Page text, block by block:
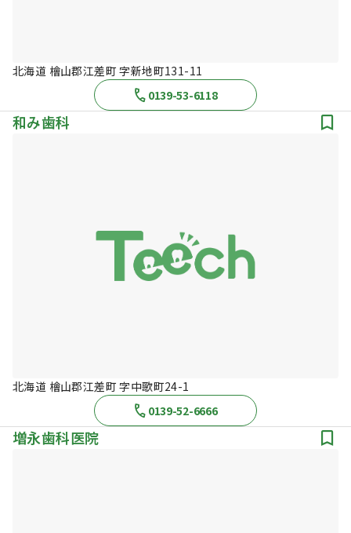
北海道 檜山郡江差町 字新地町131-11
0139-53-6118
和み歯科
北海道 檜山郡江差町 字中歌町24-1
0139-52-6666
増永歯科医院